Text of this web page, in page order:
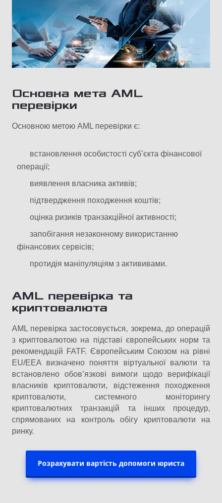
Основна мета AML
перевірки
Основною метою AML перевірки є:
встановлення особистості суб’єкта фінансової
операції;
виявлення власника активів;
підтвердження походження коштів;
оцінка ризиків транзакційної активності;
запобігання незаконному використанню
фінансових сервісів;
протидія маніпуляціям з актививами.
AML перевірка та
криптовалюта
AML перевірка застосовується, зокрема, до операцій
з криптовалютою на підставі європейських норм та
рекомендацій FATF. Європейським Союзом на рівні
EU/EEA визначено поняття віртуальної валюти та
встановлено обов’язкові вимоги щодо верифікації
власників криптовалюти, відстеження походження
криптовалюти, системного моніторингу
криптовалютних транзакцій та інших процедур,
спрямованих на контроль обігу криптовалюти на
ринку.
Розрахувати вартість допомоги юриста